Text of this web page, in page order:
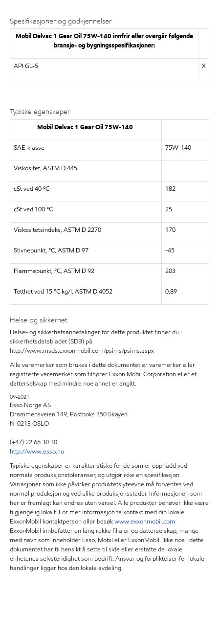
Spesifikasjoner og godkjennelser
Mobil Delvac 1 Gear Oil 75W-140 innfrir eller overgår følgende
bransje- og bygningsspesifikasjoner:
API GL-5 X
Typiske egenskaper
Mobil Delvac 1 Gear Oil 75W-140
SAE-klasse 75W-140
Viskositet, ASTM D 445
cSt ved 40 ºC 182
cSt ved 100 °C 25
Viskositetsindeks, ASTM D 2270 170
Stivnepunkt, °C, ASTM D 97 -45
Flammepunkt, °C, ASTM D 92 203
Tetthet ved 15 °C kg/l, ASTM D 4052 0,89
Helse og sikkerhet
Helse- og sikkerhetsanbefalinger for dette produktet finner du i
sikkerhetsdatabladet (SDB) på
http://www.msds.exxonmobil.com/psims/psims.aspx
Alle varemerker som brukes i dette dokumentet er varemerker eller
registrerte varemerker som tilhører Exxon Mobil Corporation eller et
datterselskap med mindre noe annet er angitt.
09-2021
Esso Norge AS
Drammensveien 149, Postboks 350 Skøyen
N-0213 OSLO
(+47) 22 66 30 30
http://www.esso.no
Typiske egenskaper er karakteristiske for de som er oppnådd ved
normale produksjonstoleranser, og utgjør ikke en spesifikasjon.
Variasjoner som ikke påvirker produktets yteevne må forventes ved
normal produksjon og ved ulike produksjonssteder. Informasjonen som
her er fremlagt kan endres uten varsel. Alle produkter behøver ikke være
tilgjengelig lokalt. For mer informasjon ta kontakt med din lokale
ExxonMobil kontaktperson eller besøkwww.exxonmobil.com
ExxonMobil innbefatter en lang rekke filialer og datterselskap, mange
med navn som inneholder Esso, Mobil eller ExxonMobil. Ikke noe i dette
dokumentet har til hensikt å sette til side eller erstatte de lokale
enhetenes selvstendighet som bedrift. Ansvar og forpliktelser for lokale
handlinger ligger hos den lokale avdeling.